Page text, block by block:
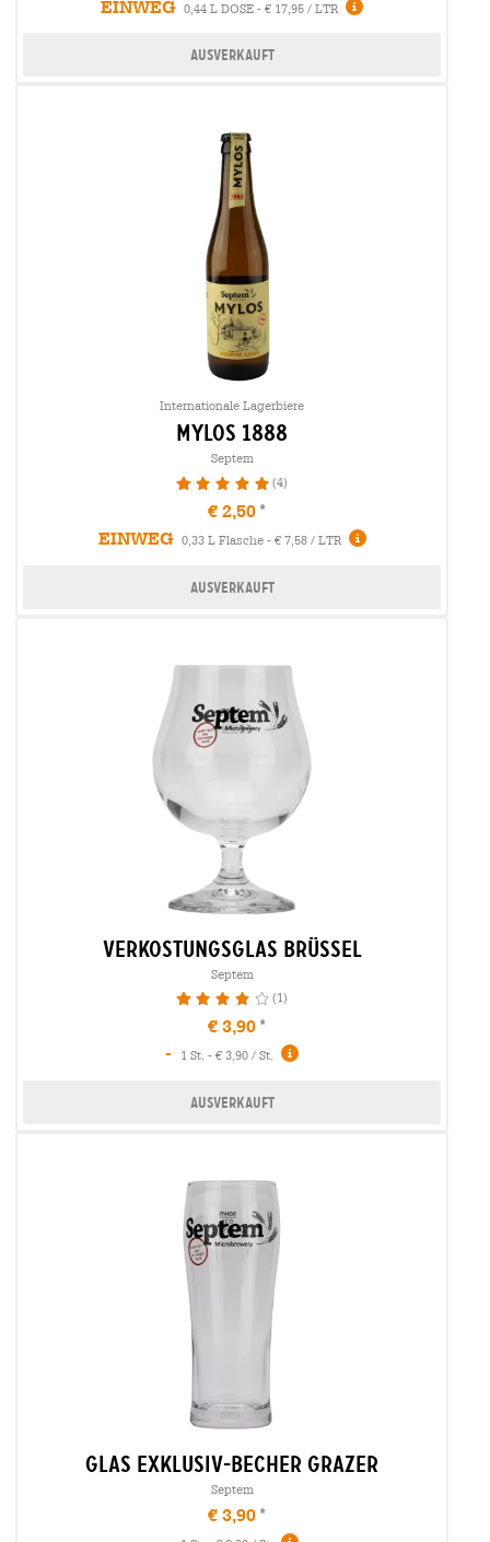
EINWEG 0,44 L DOSE - € 17,95 / LTR
Ausverkauft
Internationale Lagerbiere
mylos 1888
Septem
100% (4)
€ 2,50
EINWEG
0,33 L Flasche - € 7,58 / LTR
Ausverkauft
verkostungsglas brüssel
Septem
80% (1)
€ 3,90
-
1 St. - € 3,90 / St.
Ausverkauft
glas exklusiv-becher grazer
Septem
€ 3,90